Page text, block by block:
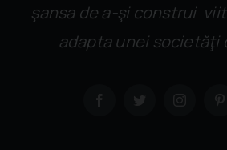
şansa de a-şi construi
adapta unei societăţi